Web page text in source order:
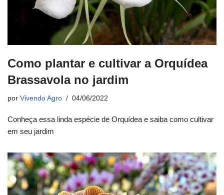
Como plantar e cultivar a Orquídea
Brassavola no jardim
por Vivendo Agro 04/06/2022
Conheça essa linda espécie de Orquídea e saiba como cultivar
em seu jardim